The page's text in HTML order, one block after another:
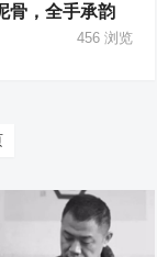
骨，全手承韵
456浏览